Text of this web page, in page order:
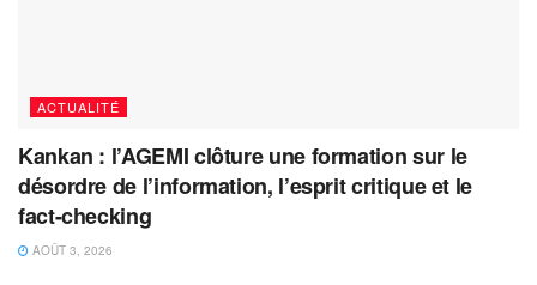
ACTUALITÉ
Kankan : l’AGEMI clôture une formation sur le
désordre de l’information, l’esprit critique et le
fact-checking
AOÛT 3, 2026